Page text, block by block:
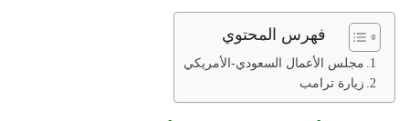
فهرس المحتوي
مجلس الأعمال السعودي-الأمريكي
زيارة ترامب